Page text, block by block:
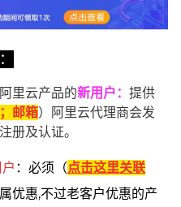
里云产品的新用户 ： 提供
邮箱）阿里云代理商会发
册及认证。
： 必须 （点击这里关联
优惠,不过老客户优惠的产